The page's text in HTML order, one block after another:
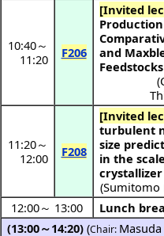
10:40～
11:20
F206
[Invited
and
Feedstocks
(
11:20～
12:00
F208
[Invited
turbulent
size
in the
crystallizer
(Sumitomo
12:00～ 13:00
Lunch
(13:00～14:20) (Chair: